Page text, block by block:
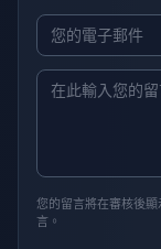
您的留言將在審核後
言。